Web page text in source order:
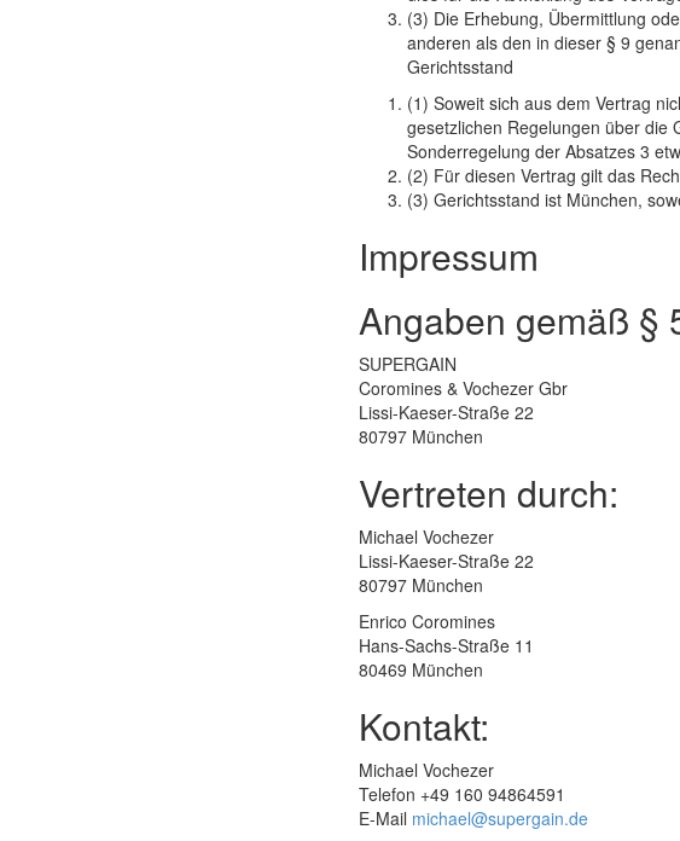
(3) Die Erhebung, Übermittlung
anderen als den in dieser § 9
Gerichtsstand
(1) Soweit sich aus dem Vertrag
gesetzlichen Regelungen über die
Sonderregelung der Absatzes 3
(2) Für diesen Vertrag gilt das
(3) Gerichtsstand ist München,
Impressum
Angaben gemäß §
SUPERGAIN
Coromines & Vochezer Gbr
Lissi-Kaeser-Straße 22
80797 München
Vertreten durch:
Michael Vochezer
Lissi-Kaeser-Straße 22
80797 München
Enrico Coromines
Hans-Sachs-Straße 11
80469 München
Kontakt:
Michael Vochezer
Telefon +49 160 94864591
E-Mail michael@supergain.de